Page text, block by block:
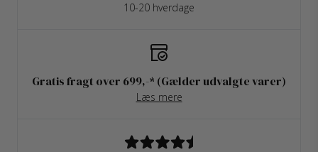
10-20 hverdage
Gratis fragt over 699,-* (Gælder udvalgte varer)
Læs mere